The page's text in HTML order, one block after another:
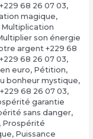
68 26 07 03,
magique,
Multiplication
son énergie
argent +229 68
68 26 07 03,
euro, Pétition,
bonheur mystique,
68 26 07 03,
garantie
sans danger,
, Prospérité
, Puissance